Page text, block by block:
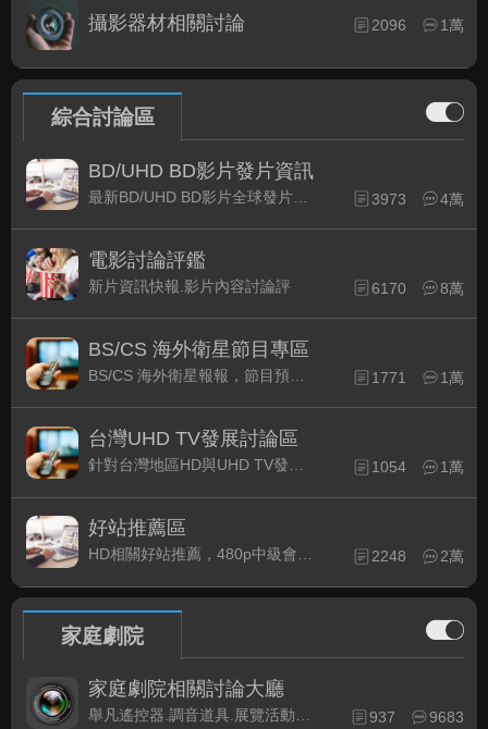
攝影器材相關討論 2096 1萬
綜合討論區
BD/UHD BD影片發片資訊
3973 4萬
電影討論評鑑
新片資訊快報.影片內容討論評 6170 8萬
BS/CS 海外衛星節目專區
1771 1萬
台灣UHD TV發展討論區
1054 1萬
好站推薦區
HD相關好站推薦，480p中級會員以上限定 2248 2萬
家庭劇院
家庭劇院相關討論大廳
937 9683